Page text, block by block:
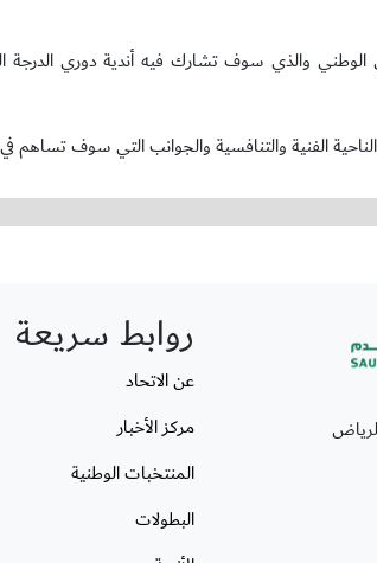
والذي سوف تشارك فيه أندية دوري الدرجة
الفنية والتنافسية والجوانب التي سوف تساهم في
روابط سريعة
عن الاتحاد
مركز الأخبار
المنتخبات الوطنية
البطولات